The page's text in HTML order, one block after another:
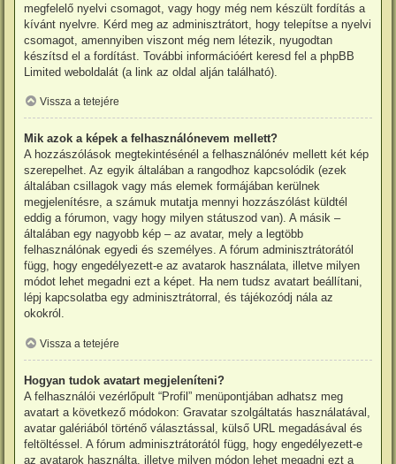
megfelelő nyelvi csomagot, vagy hogy még nem készült fordítás a
kívánt nyelvre. Kérd meg az adminisztrátort, hogy telepítse a nyelvi
csomagot, amennyiben viszont még nem létezik, nyugodtan
készítsd el a fordítást. További információért keresd fel a phpBB
Limited weboldalát (a link az oldal alján található).
Vissza a tetejére
Mik azok a képek a felhasználónevem mellett?
A hozzászólások megtekintésénél a felhasználónév mellett két kép
szerepelhet. Az egyik általában a rangodhoz kapcsolódik (ezek
általában csillagok vagy más elemek formájában kerülnek
megjelenítésre, a számuk mutatja mennyi hozzászólást küldtél
eddig a fórumon, vagy hogy milyen státuszod van). A másik –
általában egy nagyobb kép – az avatar, mely a legtöbb
felhasználónak egyedi és személyes. A fórum adminisztrátorától
függ, hogy engedélyezett-e az avatarok használata, illetve milyen
módot lehet megadni ezt a képet. Ha nem tudsz avatart beállítani,
lépj kapcsolatba egy adminisztrátorral, és tájékozódj nála az
okokról.
Vissza a tetejére
Hogyan tudok avatart megjeleníteni?
A felhasználói vezérlőpult “Profil” menüpontjában adhatsz meg
avatart a következő módokon: Gravatar szolgáltatás használatával,
avatar galériából történő választással, külső URL megadásával és
feltöltéssel. A fórum adminisztrátorától függ, hogy engedélyezett-e
az avatarok használta, illetve milyen módon lehet megadni ezt a